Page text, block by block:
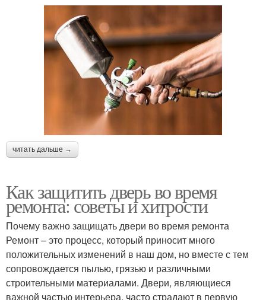
читать дальше →
Как защитить дверь во время
ремонта: советы и хитрости
Почему важно защищать двери во время ремонта
Ремонт – это процесс, который приносит много
положительных изменений в наш дом, но вместе с тем
сопровождается пылью, грязью и различными
строительными материалами. Двери, являющиеся
важной частью интерьера, часто страдают в первую